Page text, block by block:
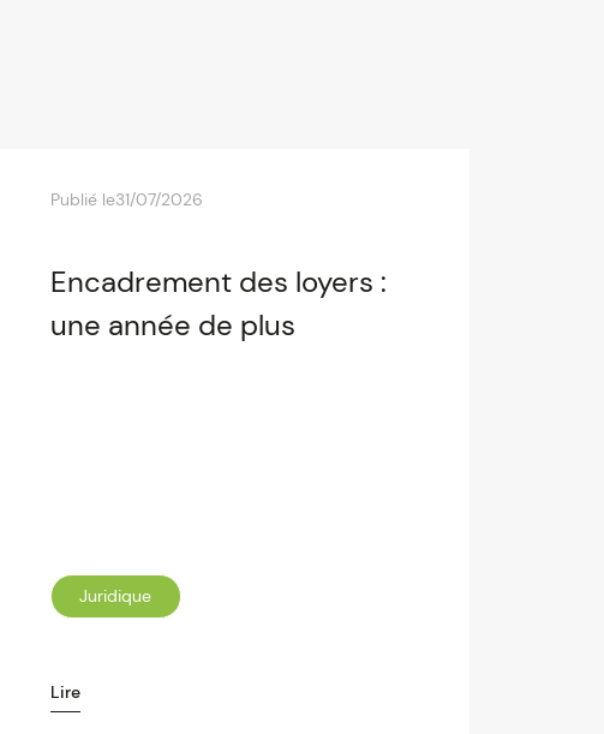
Publié le31/07/2026
Encadrement des loyers :
une année de plus
Juridique
Lire